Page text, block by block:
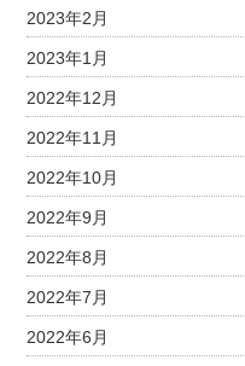
2023年2月
2023年1月
2022年12月
2022年11月
2022年10月
2022年9月
2022年8月
2022年7月
2022年6月